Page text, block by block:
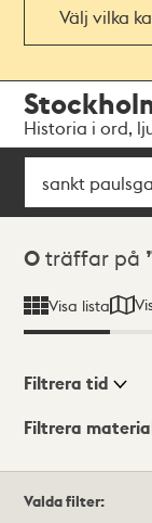
Välj vilka
navigationen
huvudinnehållet
Historia i ord,
Sök
Sökresultat
0 träffar på
Visa lista
Visningsläge
Filtrera tid
Filtrera
träffar
Valda filter: